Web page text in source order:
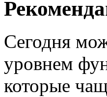
Сегодня
уровнем
которые